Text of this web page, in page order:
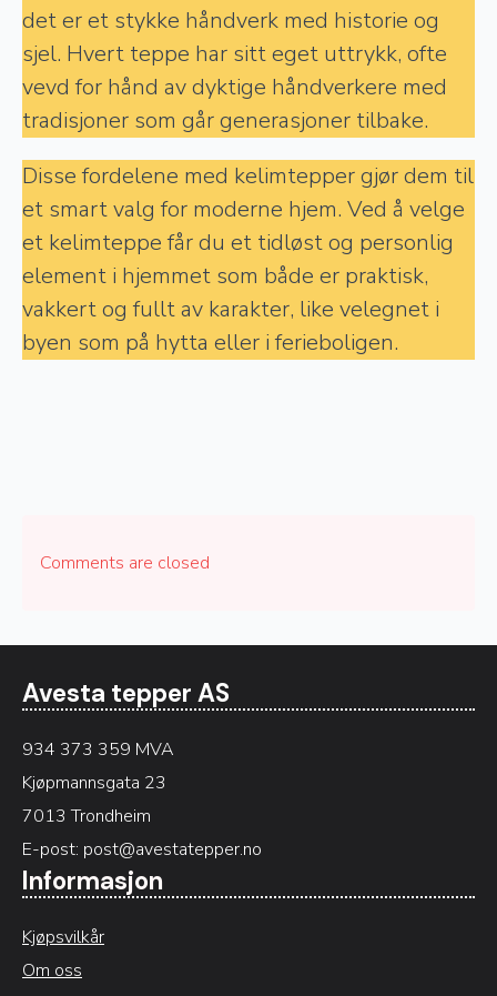
det er et stykke håndverk med historie og
sjel. Hvert teppe har sitt eget uttrykk, ofte
vevd for hånd av dyktige håndverkere med
tradisjoner som går generasjoner tilbake.
Disse fordelene med kelimtepper gjør dem til
et smart valg for moderne hjem. Ved å velge
et kelimteppe får du et tidløst og personlig
element i hjemmet som både er praktisk,
vakkert og fullt av karakter, like velegnet i
byen som på hytta eller i ferieboligen.
Comments are closed
Avesta tepper AS
934 373 359 MVA
Kjøpmannsgata 23
7013 Trondheim
E-post: post@avestatepper.no
Informasjon
Kjøpsvilkår
Om oss